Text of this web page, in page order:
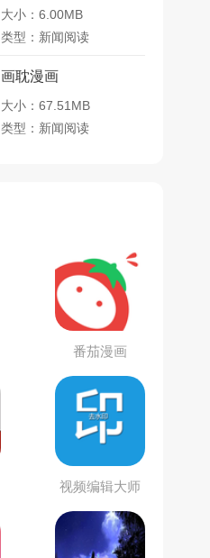
大小：6.00MB
类型：新闻阅读
画耽漫画
大小：67.51MB
类型：新闻阅读
番茄漫画
视频编辑大师